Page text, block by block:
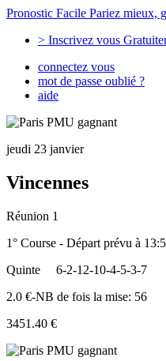
Pronostic Facile Pariez mieux,
> Inscrivez vous
connectez vous
mot de passe oublié ?
aide
jeudi 23 janvier
Vincennes
Réunion 1
1° Course - Départ prévu à
Quinte
6-2-12-10-4-5-3-7
2.0 €-NB de fois la mise: 56
3451.40 €